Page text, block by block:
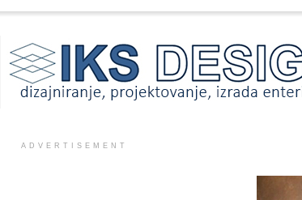
ADVERTISEMENT